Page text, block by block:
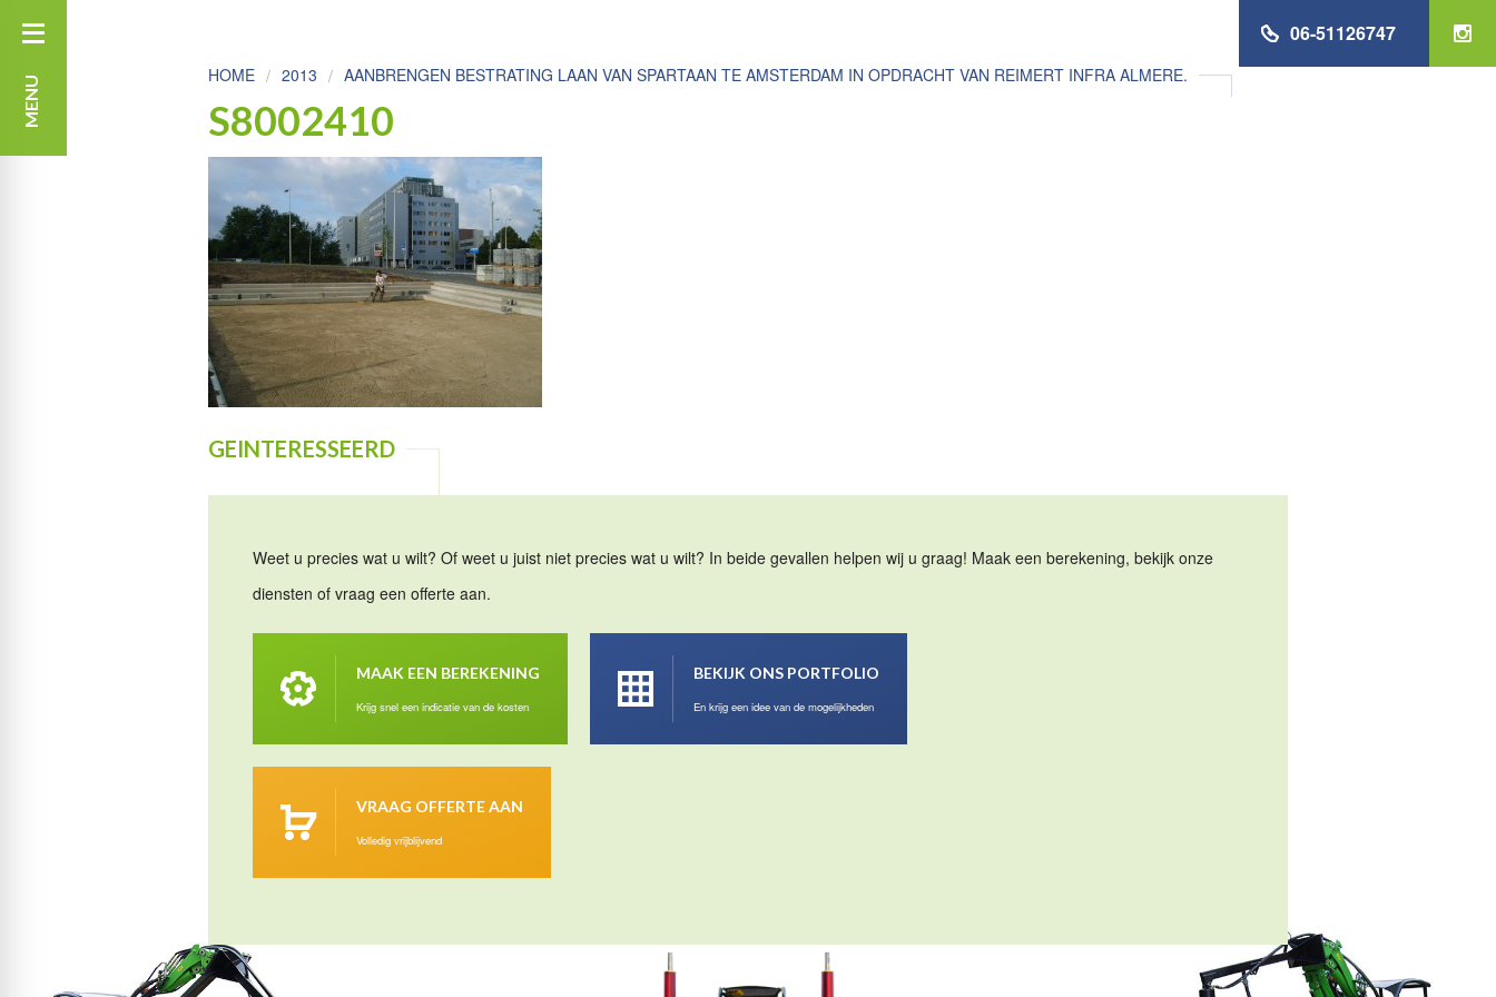
MENU
06-51126747
HOME 2013 AANBRENGEN BESTRATING LAAN VAN SPARTAAN TE AMSTERDAM IN OPDRACHT VAN REIMERT INFRA ALMERE.
S8002410
GEINTERESSEERD
Weet u precies wat u wilt? Of weet u juist niet precies wat u wilt? In beide gevallen helpen wij u graag! Maak een berekening, bekijk onze
diensten of vraag een offerte aan.
MAAK EEN BEREKENING
Krijg snel een indicatie van de kosten
BEKIJK ONS PORTFOLIO
En krijg een idee van de mogelijkheden
VRAAG OFFERTE AAN
Volledig vrijblijvend